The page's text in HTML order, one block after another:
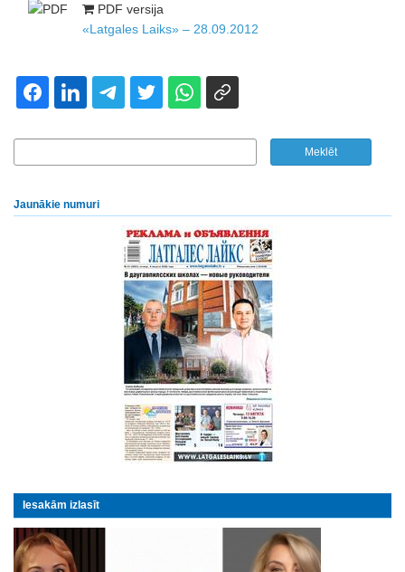
PDF versija
«Latgales Laiks» – 28.09.2012
Jaunākie numuri
Iesakām izlasīt